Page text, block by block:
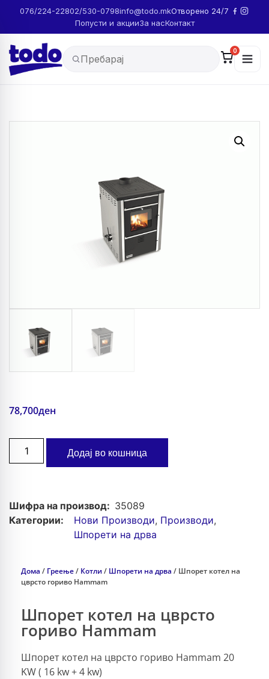
076/224-22802/530-0798info@todo.mkОтворено 24/7
Попусти и акцииЗа насКонтакт
0
78,700ден
Додај во кошница
Шифра на производ: 35089
Категории:
Нови Производи, Производи,
Шпорети на дрва
Дома / Греење/ Котли/ Шпорети на дрва / Шпорет котел на
цврсто гориво Hammam
Шпорет котел на цврсто
гориво Hammam
Шпорет котел на цврсто гориво Hammam 20
KW ( 16 kw + 4 kw)